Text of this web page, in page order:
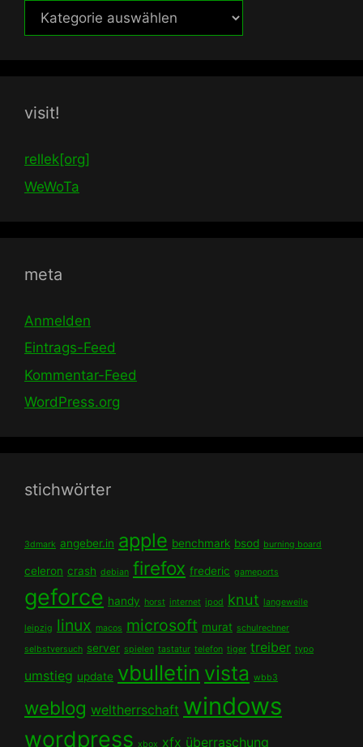
themen
visit!
rellek[org]
WeWoTa
meta
Anmelden
Eintrags-Feed
Kommentar-Feed
WordPress.org
stichwörter
3dmark angeber.in apple benchmark bsod burning board
celeron crash debian firefox frederic gameports
geforce handy horst internet ipod knut langeweile
leipzig linux macos microsoft murat schulrechner
selbstversuch server spielen tastatur telefon tiger treiber typo
umstieg update vbulletin vista wbb3
weblog weltherrschaft windows
wordpress xbox xfx überraschung